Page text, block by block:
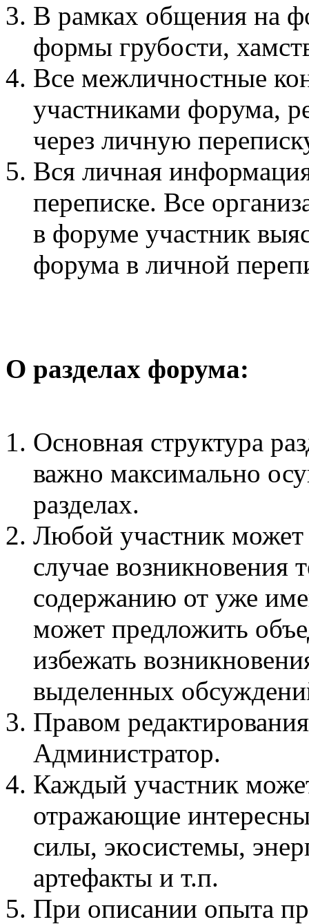
В рамках общения на
формы грубости,
Все межличностные
участниками форума,
через личную
Вся личная
переписке. Все
в форуме участник
форума в личной
О разделах форума:
Основная структура
важно максимально
разделах.
Любой участник
случае возникновения
содержанию от уже
может предложить
избежать
выделенных
Правом
Администратор.
Каждый участник
отражающие
силы, экосистемы,
артефакты и т.п.
При описании опыта